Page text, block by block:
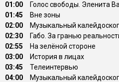
01:00
Голос свободы. Эленита
01:45
Вне зоны
02:00
Музыкальный
02:30
Габо. За гранью
02:55
На зелёной стороне
03:00
История в лицах
03:45
Телеинтервью
04:00
Музыкальный